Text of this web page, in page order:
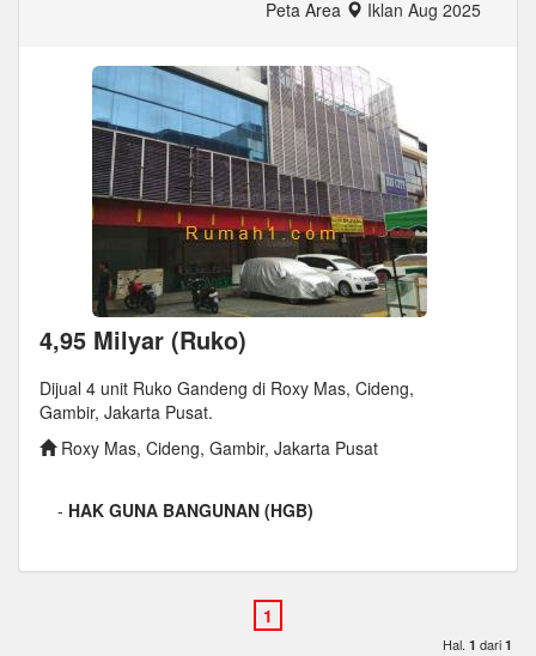
Peta Area Iklan Aug 2025
4,95 Milyar (Ruko)
Dijual 4 unit Ruko Gandeng di Roxy Mas, Cideng,
Gambir, Jakarta Pusat.
Roxy Mas, Cideng, Gambir, Jakarta Pusat
- HAK GUNA BANGUNAN (HGB)
Hal. 1 dari 1